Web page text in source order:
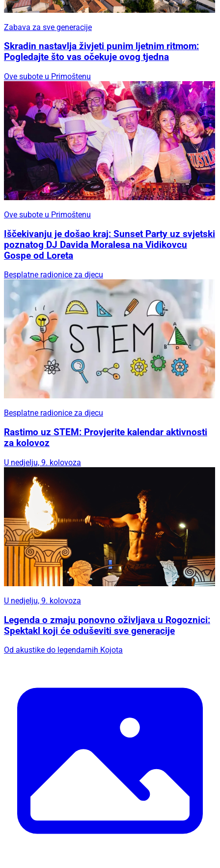
Zabava za sve generacije
Skradin nastavlja živjeti punim ljetnim ritmom:
Pogledajte što vas očekuje ovog tjedna
Ove subote u Primoštenu
Ove subote u Primoštenu
Iščekivanju je došao kraj: Sunset Party uz svjetski
poznatog DJ Davida Moralesa na Vidikovcu
Gospe od Loreta
Besplatne radionice za djecu
Besplatne radionice za djecu
Rastimo uz STEM: Provjerite kalendar aktivnosti
za kolovoz
U nedjelju, 9. kolovoza
U nedjelju, 9. kolovoza
Legenda o zmaju ponovno oživljava u Rogoznici:
Spektakl koji će oduševiti sve generacije
Od akustike do legendarnih Kojota